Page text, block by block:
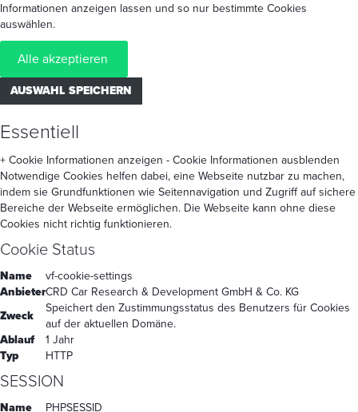
Informationen anzeigen lassen und so nur bestimmte Cookies
auswählen.
Alle akzeptieren
AUSWAHL SPEICHERN
Essentiell
+ Cookie Informationen anzeigen - Cookie Informationen ausblenden
Notwendige Cookies helfen dabei, eine Webseite nutzbar zu machen,
indem sie Grundfunktionen wie Seitennavigation und Zugriff auf sichere
Bereiche der Webseite ermöglichen. Die Webseite kann ohne diese
Cookies nicht richtig funktionieren.
Cookie Status
Name
vf-cookie-settings
AnbieterCRD Car Research & Development GmbH & Co. KG
Zweck
Speichert den Zustimmungsstatus des Benutzers für Cookies
auf der aktuellen Domäne.
Ablauf
1 Jahr
Typ
HTTP
SESSION
Name
PHPSESSID